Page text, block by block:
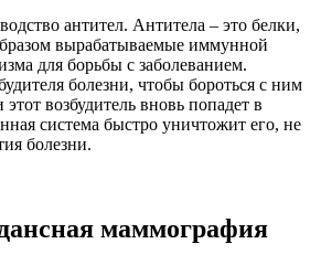
антител. Антитела – это белки,
вырабатываемые иммунной
для борьбы с заболеванием.
болезни, чтобы бороться с ним
возбудитель вновь попадет в
система быстро уничтожит его, не
болезни.
маммография